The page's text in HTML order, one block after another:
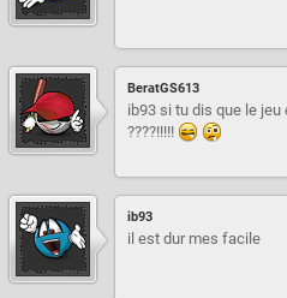
BeratGS613
ib93 si tu dis que le jeu
????!!!!!
ib93
il est dur mes facile